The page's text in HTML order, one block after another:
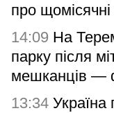
про
14:09 На
парку після
мешканців —
13:34 Україна